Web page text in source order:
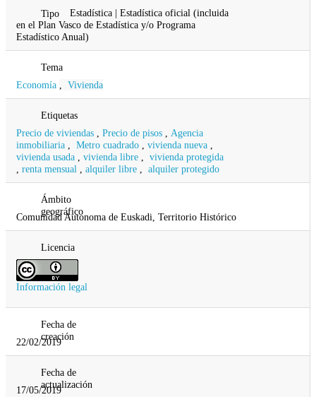
Tipo
Estadística | Estadística oficial (incluida
en el Plan Vasco de Estadística y/o Programa
Estadístico Anual)
Tema
Economía , Vivienda
Etiquetas
Precio de viviendas , Precio de pisos , Agencia
inmobiliaria , Metro cuadrado , vivienda nueva ,
vivienda usada , vivienda libre , vivienda protegida
, renta mensual , alquiler libre , alquiler protegido
Ámbito
geográfico
Comunidad Autonoma de Euskadi, Territorio Histórico
Licencia
Información legal
Fecha de
creación
22/02/2019
Fecha de
actualización
17/05/2019